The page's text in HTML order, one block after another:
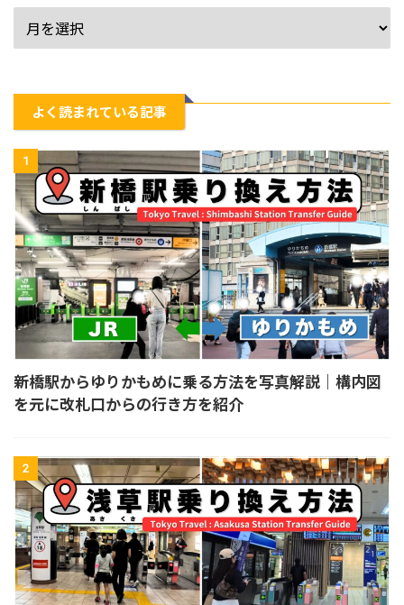
よく読まれている記事
1
新橋駅からゆりかもめに乗る方法を写真解説｜構内図
を元に改札口からの行き方を紹介
2